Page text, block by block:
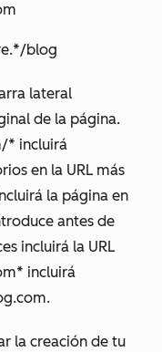
blog
lateral
de la página.
* incluirá
en la URL más
la página en
antes de
incluirá la URL
incluirá
.
la creación de tu